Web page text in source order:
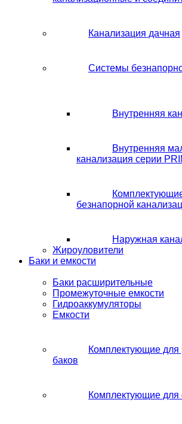
Канализация дачная
Системы
Внутренняя
Внутренняя
канализация серии
безнапорной
Наружная
Жироуловители
Баки и емкости
Баки расширительные
Промежуточные емкости
Гидроаккумуляторы
Емкости
Комплектующие
баков
Комплектующие для